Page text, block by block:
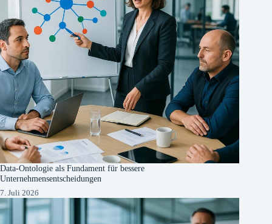
Data-Ontologie als Fundament für bessere
Unternehmensentscheidungen
7. Juli 2026